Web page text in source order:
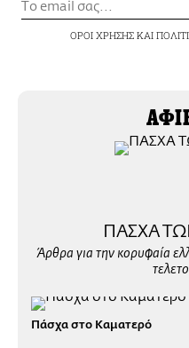
ΟΡΟΙ ΧΡΗΣΗΣΚΑΙ
ΠΑΣΧΑ
Άρθρα για την κορυφαία
Πάσχα στο Καματερό